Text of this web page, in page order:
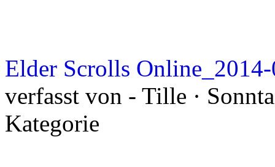
Elder Scrolls
verfasst von - Tille ·
Kategorie